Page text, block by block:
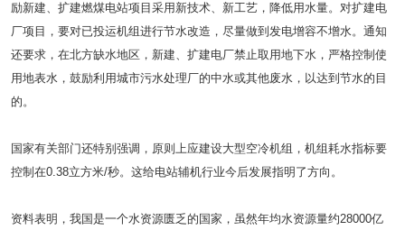
励新建、扩建燃煤电站项目采用新技术、新工艺，降低用水量。对扩建电
厂项目，要对已投运机组进行节水改造，尽量做到发电增容不增水。通知
还要求，在北方缺水地区，新建、扩建电厂禁止取用地下水，严格控制使
用地表水，鼓励利用城市污水处理厂的中水或其他废水，以达到节水的目
的。
国家有关部门还特别强调，原则上应建设大型空冷机组，机组耗水指标要
控制在0.38立方米/秒。这给电站辅机行业今后发展指明了方向。
资料表明，我国是一个水资源匮乏的国家，虽然年均水资源量约28000亿